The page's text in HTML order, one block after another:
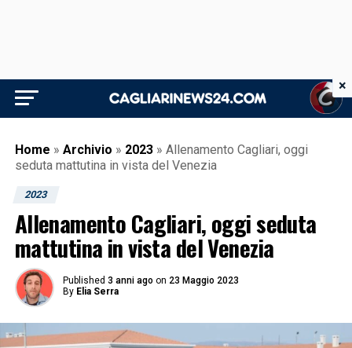
Home » Archivio » 2023 » Allenamento Cagliari, oggi
seduta mattutina in vista del Venezia
2023
Allenamento Cagliari, oggi seduta
mattutina in vista del Venezia
Published 3 anni ago on 23 Maggio 2023
By Elia Serra
×